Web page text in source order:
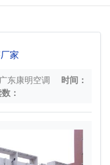
家
广东康明空调
时间：
：